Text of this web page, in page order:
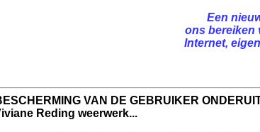
Een
ons bereiken
Internet,
VAN DE GEBRUIKER
Reding weerwerk...